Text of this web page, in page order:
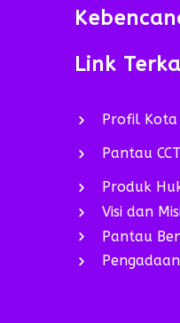
Link
Profil
Pantau
Produk
Visi dan
Pantau